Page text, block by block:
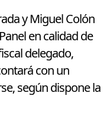
y Miguel Colón
en calidad de
delegado,
con un
según dispone la